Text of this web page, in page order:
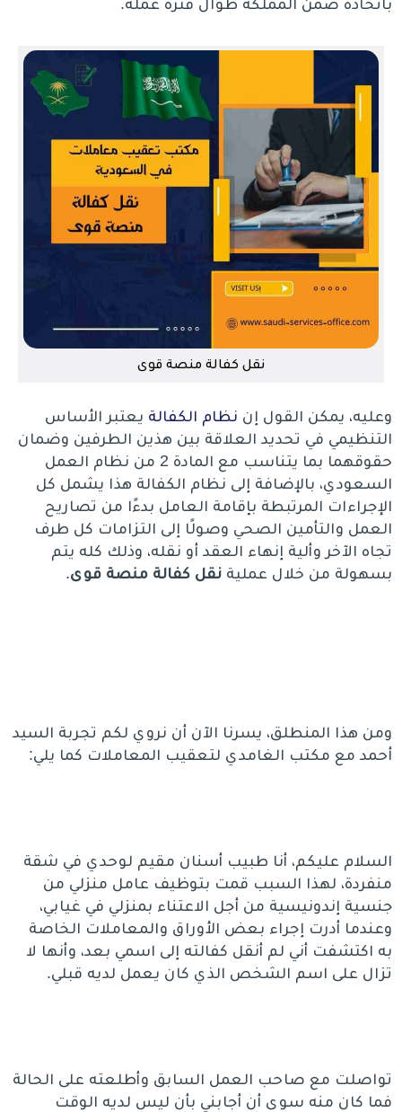
نقل كفالة منصة قوى
وعليه، يمكن القول إن نظام الكفالة يعتبر الأساس
التنظيمي في تحديد العلاقة بين هذين الطرفين وضمان
حقوقهما بما يتناسب مع المادة 2 من نظام العمل
السعودي، بالإضافة إلى نظام الكفالة هذا يشمل كل
الإجراءات المرتبطة بإقامة العامل بدءًا من تصاريح
العمل والتأمين الصحي وصولًا إلى التزامات كل طرف
تجاه الآخر وألية إنهاء العقد أو نقله، وذلك كله يتم
بسهولة من خلال عمليةنقل كفالة منصة قوى.
ومن هذا المنطلق، يسرنا الآن أن نروي لكم تجربة السيد
أحمد مع مكتب الغامدي لتعقيب المعاملات كما يلي:
السلام عليكم، أنا طبيب أسنان مقيم لوحدي في شقة
منفردة، لهذا السبب قمت بتوظيف عامل منزلي من
جنسية إندونيسية من أجل الاعتناء بمنزلي في غيابي،
وعندما أدرت إجراء بعض الأوراق والمعاملات الخاصة
به اكتشفت أني لم أنقل كفالته إلى اسمي بعد، وأنها لا
تزال على اسم الشخص الذي كان يعمل لديه قبلي.
تواصلت مع صاحب العمل السابق وأطلعته على الحالة
فما كان منه سوى أن أجابني بأن ليس لديه الوقت